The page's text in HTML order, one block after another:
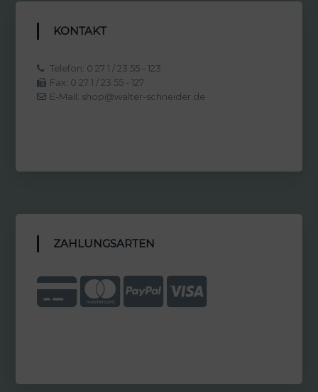
KONTAKT
Telefon: 0 27 1 / 23 55 - 123
Fax: 0 27 1 / 23 55 - 127
E-Mail: shop@walter-schneider.de
ZAHLUNGSARTEN